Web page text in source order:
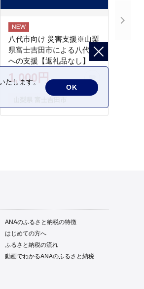
八代市向け 災害支援※山梨
県富士吉田市による八代市
への支援【返礼品なし】
1,000円
ANAのふるさと納税の特徴
はじめての方へ
ふるさと納税の流れ
動画でわかるANAのふるさと納税
たします。
OK